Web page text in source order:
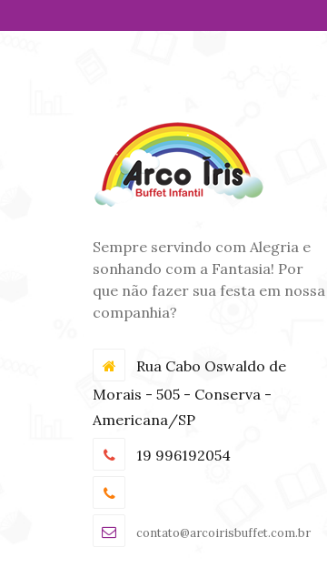
Sempre servindo com Alegria e
sonhando com a Fantasia! Por
que não fazer sua festa em nossa
companhia?
Rua Cabo Oswaldo de
Morais - 505 - Conserva -
Americana/SP
19 996192054
contato@arcoirisbuffet.com.br